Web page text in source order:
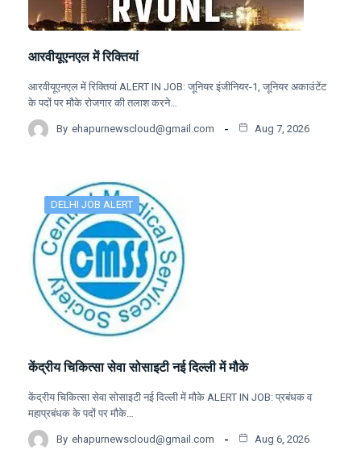
आरवीयूएनएल में रिक्तियां
आरवीयूएनएल में रिक्तियां ALERT IN JOB: जूनियर इंजीनियर-1, जूनियर अकाउंटेंट
के पदों पर मौके रोजगार की तलाश करने…
By ehapurnewscloud@gmail.com Aug 7, 2026
DELHI JOB ALERT
केंद्रीय चिकित्सा सेवा सोसाइटी नई दिल्ली में मौके
केंद्रीय चिकित्सा सेवा सोसाइटी नई दिल्ली में मौके ALERT IN JOB: प्रबंधक व
महाप्रबंधक के पदों पर मौके…
By ehapurnewscloud@gmail.com Aug 6, 2026